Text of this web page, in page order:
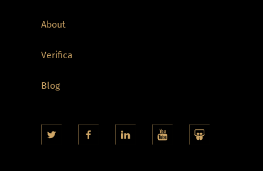
About
Verifica
Blog